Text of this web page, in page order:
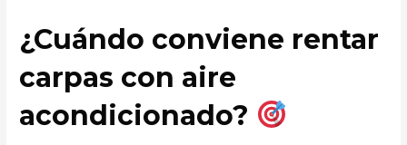
¿Cuándo conviene rentar
carpas con aire
acondicionado?